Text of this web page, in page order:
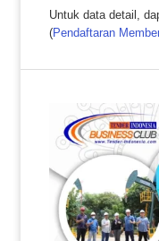
Untuk data detail,
(Pendaftaran